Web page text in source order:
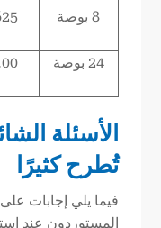
8 بوصة
24 بوصة
الأسئلة
تُطرح كثيرًا
فيما يلي إجابات
المستوردون عند